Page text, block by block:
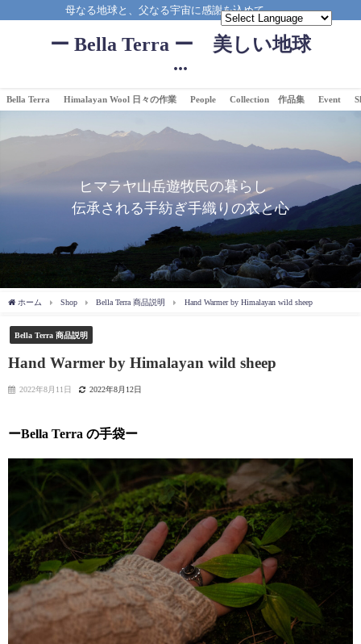
母なる地球と、父なる宇宙に感謝を込めて。。。
ー Bella Terra ー 美しい地球
...
Bella Terra Himalayan Wool 日々の作業 People Collection 作品集 Event
ヒマラヤ山岳遊牧民の暮らし
伝承される手紡ぎ手織りの衣と心
ホーム Shop Bella Terra 商品説明 Hand Warmer by Himalayan wild sheep
Bella Terra 商品説明
Hand Warmer by Himalayan wild sheep
2022年8月11日 2022年8月12日
ーBella Terra の手袋ー